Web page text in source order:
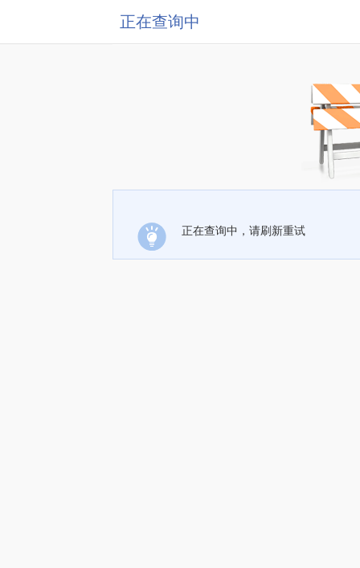
正在查询中
正在查询中，请刷新重试